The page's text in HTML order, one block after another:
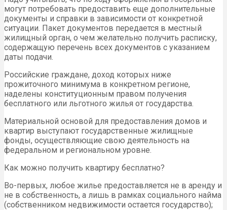
могут потребовать предоставить еще дополнительные
документы и справки в зависимости от конкретной
ситуации. Пакет документов передается в местный
жилищный орган, о чем желательно получить расписку,
содержащую перечень всех документов с указанием
даты подачи.
Российские граждане, доход которых ниже
прожиточного минимума в конкретном регионе,
наделены конституционным правом получения
бесплатного или льготного жилья от государства.
Материальной основой для предоставления домов и
квартир выступают государственные жилищные
фонды, осуществляющие свою деятельность на
федеральном и региональном уровне.
Как можно получить квартиру бесплатно?
Во-первых, любое жилье предоставляется не в аренду и
не в собственность, а лишь в рамках социального найма
(собственником недвижимости остается государство);